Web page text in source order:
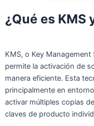
¿Qué es KMS
KMS, o Key
permite la activación de
manera eficiente. Esta
principalmente en
activar múltiples copias
claves de producto